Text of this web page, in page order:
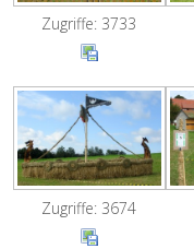
Zugriffe: 3733
Zugriffe: 3674